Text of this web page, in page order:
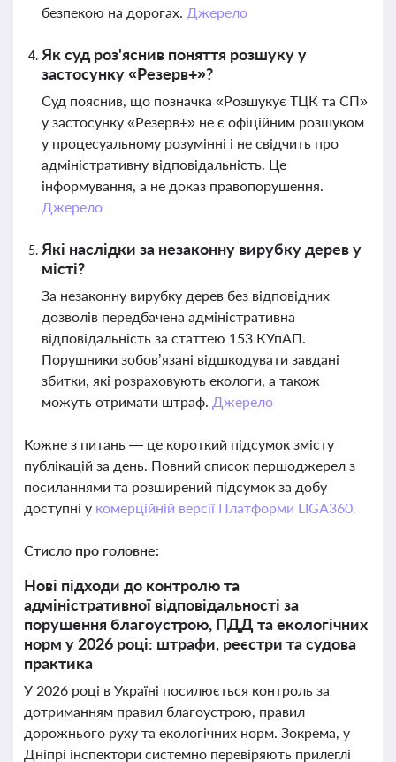
безпекою на дорогах. Джерело
Як суд роз'яснив поняття розшуку у
застосунку «Резерв+»?
Суд пояснив, що позначка «Розшукує ТЦК та СП»
у застосунку «Резерв+» не є офіційним розшуком
у процесуальному розумінні і не свідчить про
адміністративну відповідальність. Це
інформування, а не доказ правопорушення.
Джерело
Які наслідки за незаконну вирубку дерев у
місті?
За незаконну вирубку дерев без відповідних
дозволів передбачена адміністративна
відповідальність за статтею 153 КУпАП.
Порушники зобов’язані відшкодувати завдані
збитки, які розраховують екологи, а також
можуть отримати штраф. Джерело
Кожне з питань — це короткий підсумок змісту
публікацій за день. Повний список першоджерел з
посиланнями та розширений підсумок за добу
доступні у комерційній версії Платформи LIGA360.
Стисло про головне:
Нові підходи до контролю та
адміністративної відповідальності за
порушення благоустрою, ПДД та екологічних
норм у 2026 році: штрафи, реєстри та судова
практика
У 2026 році в Україні посилюється контроль за
дотриманням правил благоустрою, правил
дорожнього руху та екологічних норм. Зокрема, у
Дніпрі інспектори системно перевіряють прилеглі